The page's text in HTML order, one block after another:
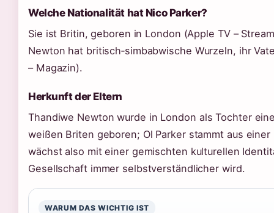
Welche Nationalität hat Nico Parker?
Sie ist Britin, geboren in London (Apple TV –
Newton hat britisch‑simbabwische Wurzeln, ihr
– Magazin).
Herkunft der Eltern
Thandiwe Newton wurde in London als Tochter
weißen Briten geboren; Ol Parker stammt aus
wächst also mit einer gemischten kulturellen
Gesellschaft immer selbstverständlicher wird.
WARUM DAS WICHTIG IST